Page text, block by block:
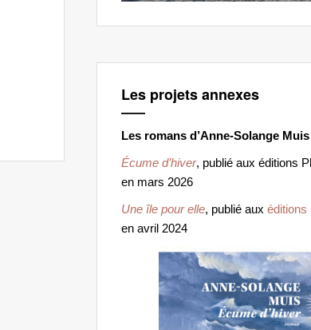
Les projets annexes
Les romans d’Anne-Solange Muis
Écume d’hiver, publié aux éditions
en mars 2026
Une île pour elle, publié aux éditions
en avril 2024